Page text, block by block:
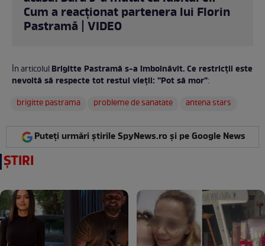
Cum a reacționat partenera lui Florin
Pastramă | VIDEO
În articolulBrigitte Pastramă s-a îmbolnăvit. Ce restricții este
nevoită să respecte tot restul vieții: ”Pot să mor”:
brigitte pastrama
probleme de sanatate antena stars
Puteți urmări știrile SpyNews.ro și pe Google News
ȘTIRI